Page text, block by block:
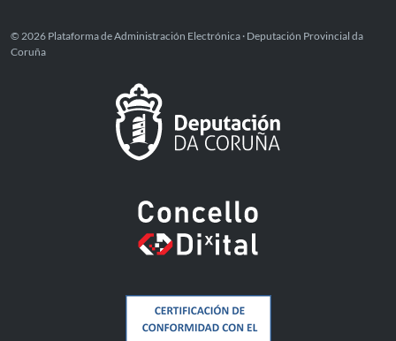
© 2026 Plataforma de Administración Electrónica · Deputación Provincial da
Coruña